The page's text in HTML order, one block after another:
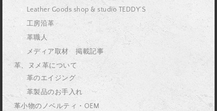
Leather Goods shop & studio TEDDY’S
工房沿革
革職人
メディア取材 掲載記事
革、ヌメ革について
革のエイジング
革製品のお手入れ
革小物のノベルティ・OEM